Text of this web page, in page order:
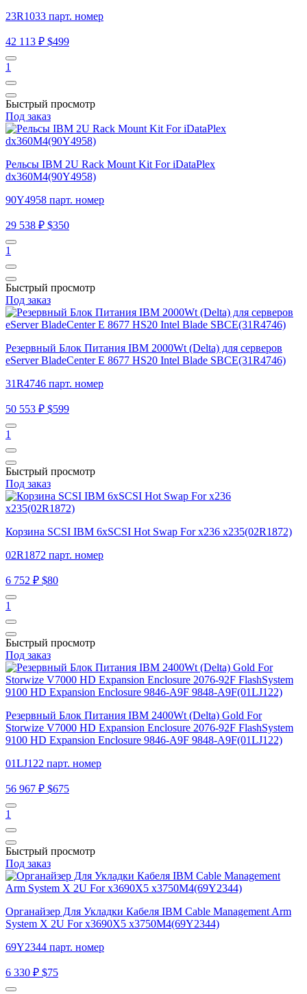
23R1033 парт. номер
42 113 ₽ $499
1
Быстрый просмотр
Под заказ
Рельсы IBM 2U Rack Mount Kit For iDataPlex
dx360M4(90Y4958)
90Y4958 парт. номер
29 538 ₽ $350
1
Быстрый просмотр
Под заказ
Резервный Блок Питания IBM 2000Wt (Delta) для серверов
eServer BladeCenter E 8677 HS20 Intel Blade SBCE(31R4746)
31R4746 парт. номер
50 553 ₽ $599
1
Быстрый просмотр
Под заказ
Корзина SCSI IBM 6xSCSI Hot Swap For x236 x235(02R1872)
02R1872 парт. номер
6 752 ₽ $80
1
Быстрый просмотр
Под заказ
Резервный Блок Питания IBM 2400Wt (Delta) Gold For
Storwize V7000 HD Expansion Enclosure 2076-92F FlashSystem
9100 HD Expansion Enclosure 9846-A9F 9848-A9F(01LJ122)
01LJ122 парт. номер
56 967 ₽ $675
1
Быстрый просмотр
Под заказ
Органайзер Для Укладки Кабеля IBM Cable Management Arm
System X 2U For x3690X5 x3750M4(69Y2344)
69Y2344 парт. номер
6 330 ₽ $75